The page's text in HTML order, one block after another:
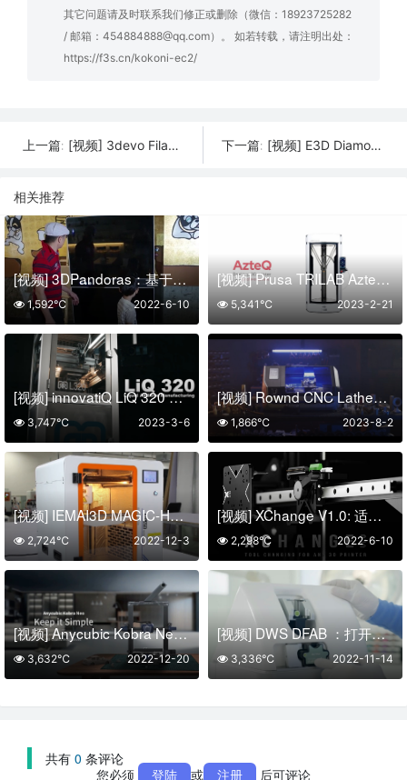
其它问题请及时联系我们修正或删除（微信：18923725282
/ 邮箱：454884888@qq.com）。 如若转载，请注明出处：
https://f3s.cn/kokoni-ec2/
上一篇: [视频] 3devo Filament Maker TWO Fusion和HighFlow：您的桌面细丝制造商解决方案 下一篇: [视频] E3D Diamondback Revo™ 带有多晶金刚石尖端的FDM喷嘴解决方案
相关推荐
[视频] 3DPandoras：基于粉末技术的 3D全彩打印
2022-6-10
1,592℃
[视频] Prusa TRILAB AzteQ Industrial：工业级 Delta（三角洲）3D打印机
2023-2-21
5,341℃
[视频] innovatiQ LiQ 320 注塑硅胶液体增材制造3D打印机
2023-3-6
3,747℃
[视频] Rownd CNC Lathe：终极数控车床开启您的创意之旅
2023-8-2
1,866℃
[视频] IEMAI3D MAGIC-HT-M 3D 高温 PEEK 3D打印机
2022-12-3
2,724℃
[视频] XChange V1.0: 适用于任何3D打印机的快速更换工具头
2022-6-10
2,298℃
[视频] Anycubic Kobra Neo 3D打印机 简单易上手 入门免调平
2022-12-20
3,632℃
[视频] DWS DFAB ：打开数字牙科革命的大门
2022-11-14
3,336℃
共有 0 条评论
您必须 登陆 或 注册 后可评论